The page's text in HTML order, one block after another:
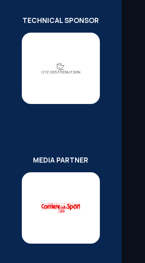
TECHNICAL SPONSOR
MEDIA PARTNER